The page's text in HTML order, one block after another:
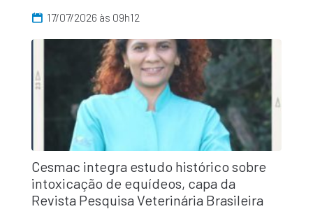
17/07/2026 às 09h12
Cesmac integra estudo histórico sobre
intoxicação de equídeos, capa da
Revista Pesquisa Veterinária Brasileira